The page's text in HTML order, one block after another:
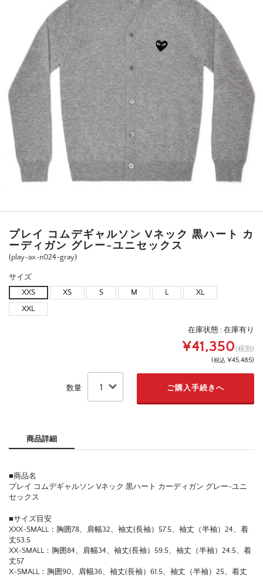
プレイ コムデギャルソン Vネック 黒ハート カ
ーディガン グレー-ユニセックス
(play-ax-n024-gray)
サイズ
XXS
XS S M L
XL
XXL
在庫状態 : 在庫有り
¥41,350(税別)
(税込 ¥45,485)
数量
商品詳細
■商品名
プレイ コムデギャルソン Vネック 黒ハート カーディガン グレー-ユニ
セックス
■サイズ目安
XXX-SMALL：胸囲78、肩幅32、袖丈(長袖）57.5、袖丈（半袖）24、着
丈53.5
XX-SMALL：胸囲84、肩幅34、袖丈(長袖）59.5、袖丈（半袖）24.5、着
丈57
X-SMALL：胸囲90、肩幅36、袖丈(長袖）61.5、袖丈（半袖）25、着丈